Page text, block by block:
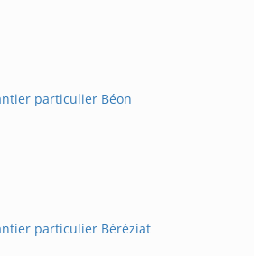
particulier Béon
particulier Béréziat